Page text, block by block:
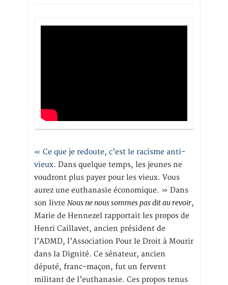
« Ce que je redoute, c’est le racisme anti-
vieux. Dans quelque temps, les jeunes ne
voudront plus payer pour les vieux. Vous
aurez une euthanasie économique. » Dans
son livre Nous ne nous sommes pas dit au revoir,
Marie de Hennezel rapportait les propos de
Henri Caillavet, ancien président de
l’ADMD, l’Association Pour le Droit à Mourir
dans la Dignité. Ce sénateur, ancien
député, franc-maçon, fut un fervent
militant de l’euthanasie. Ces propos tenus